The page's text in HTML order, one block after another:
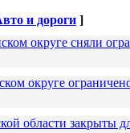
и дороги ]
округе сняли
округе
области закрыты